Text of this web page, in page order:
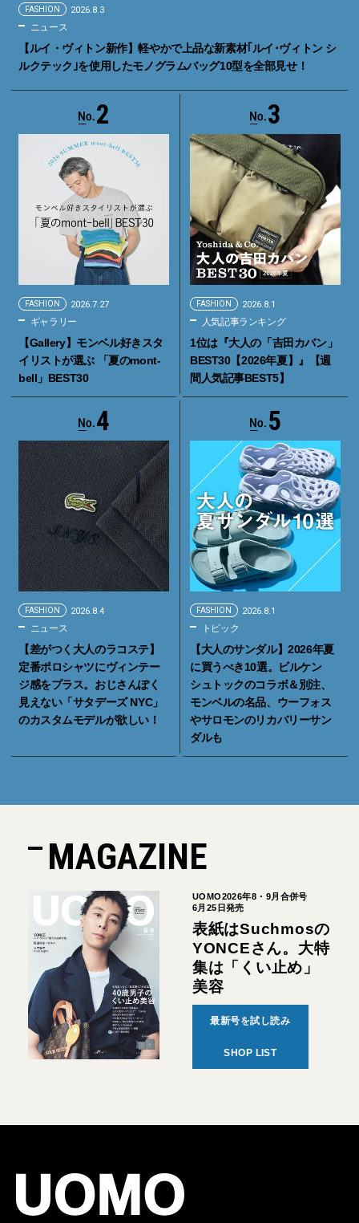
FASHION 2026.8.3
ニュース
【ルイ・ヴィトン新作】軽やかで上品な新素材｢ルイ･ヴィトン シ
ルクテック｣を使用したモノグラムバッグ10型を全部見せ！
2
FASHION 2026.7.27
ギャラリー
【Gallery】モンベル好きスタ
イリストが選ぶ 「夏のmont-
bell」BEST30
3
FASHION 2026.8.1
人気記事ランキング
1位は『大人の「吉田カバン」
BEST30【2026年夏】』【週
間人気記事BEST5】
4
FASHION 2026.8.4
ニュース
【差がつく大人のラコステ】
定番ポロシャツにヴィンテー
ジ感をプラス。おじさんぽく
見えない「サタデーズ NYC」
のカスタムモデルが欲しい！
5
FASHION 2026.8.1
トピック
【大人のサンダル】2026年夏
に買うべき10選。ビルケン
シュトックのコラボ＆別注、
モンベルの名品、ウーフォス
やサロモンのリカバリーサン
ダルも
MAGAZINE
UOMO2026年8・9月合併号
6月25日発売
表紙はSuchmosの
YONCEさん。大特
集は「くい止め」
美容
最新号を試し読み
SHOP LIST